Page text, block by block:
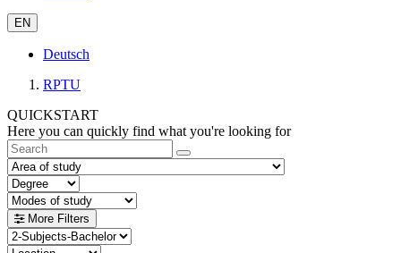
EN
Deutsch
RPTU
QUICKSTART
Here you can quickly find what you're looking for
More Filters